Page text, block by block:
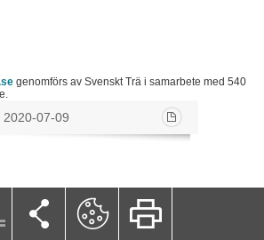
genomförs av Svenskt Trä i samarbete med 540
2020-07-09